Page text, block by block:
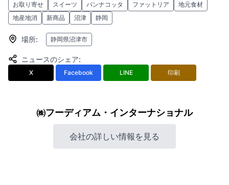
お取り寄せ スイーツ パンナコッタ ファットリア
地元食材
地産地消
新商品 沼津 静岡
場所: 静岡県沼津市
ニュースのシェア:
X Facebook LINE 印刷
㈱フーディアム・インターナショナル
会社の詳しい情報を見る